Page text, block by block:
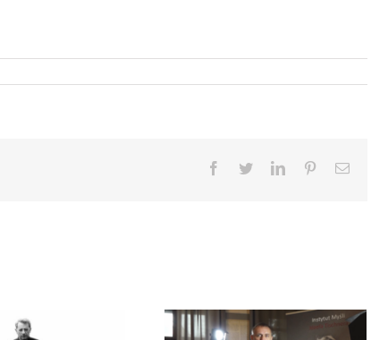
Facebook
TwitterLinkedInPinterest